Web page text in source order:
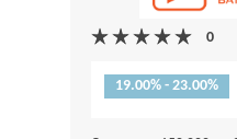
19.00% - 23.00%